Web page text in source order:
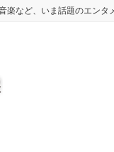
楽など、いま話題のエンタ